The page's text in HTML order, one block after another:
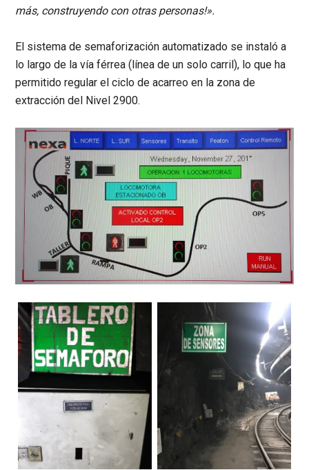
más, construyendo con otras personas!».
El sistema de semaforización automatizado se instaló a
lo largo de la vía férrea (línea de un solo carril), lo que ha
permitido regular el ciclo de acarreo en la zona de
extracción del Nivel 2900.